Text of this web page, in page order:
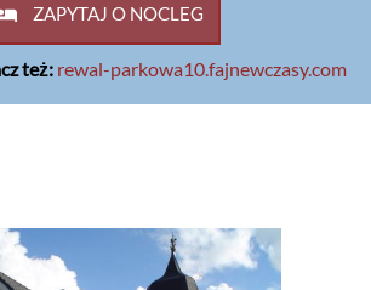
ZAPYTAJ O NOCLEG
też: rewal-parkowa10.fajnewczasy.com